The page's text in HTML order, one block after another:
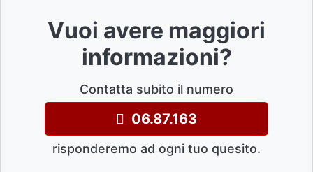
Vuoi avere maggiori
informazioni?
Contatta subito il numero
06.87.163
risponderemo ad ogni tuo quesito.